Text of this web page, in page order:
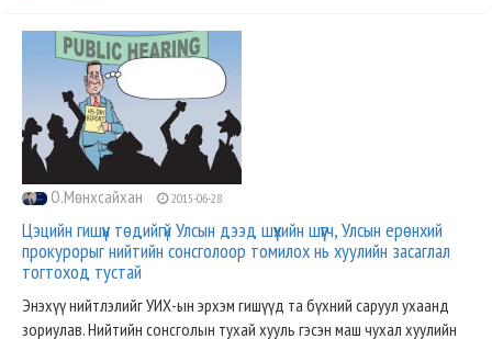
О.Мөнхсайхан 2015-06-28
Цэцийн гишүүн төдийгүй Улсын дээд шүүхийн шүүгч, Улсын ерөнхий
прокурорыг нийтийн сонсголоор томилох нь хуулийн засаглал
тогтоход тустай
Энэхүү нийтлэлийг УИХ-ын эрхэм гишүүд та бүхний саруул ухаанд
зориулав. Нийтийн сонсголын тухай хууль гэсэн маш чухал хуулийн